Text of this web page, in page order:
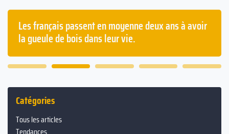
Les français passent en moyenne deux ans à avoir
la gueule de bois dans leur vie.
Catégories
Tous les articles